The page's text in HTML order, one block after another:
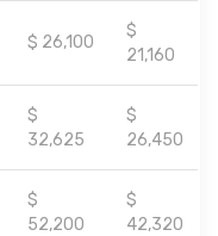
$ 26,100
$
21,160
$
32,625
$
26,450
$
52,200
$
42,320